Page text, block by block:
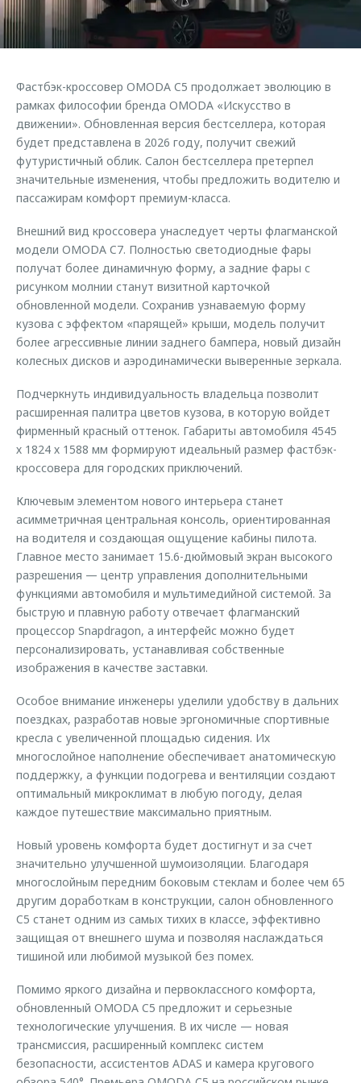
Страхование
Кредитный калькулятор
Одежда и сувениры
Оригинальные аксессуары
Запчасти
Трейд-ин
Клиентская поддержка
O&J Автоклуб
Приложение O&J
Аксессуары
Одежда и сувениры
Оригинальные аксессуары
Обратная связь
Фастбэк-кроссовер OMODA C5 продолжает эволюцию в
рамках философии бренда OMODA «Искусство в
движении». Обновленная версия бестселлера, которая
будет представлена в 2026 году, получит свежий
футуристичный облик. Салон бестселлера претерпел
значительные изменения, чтобы предложить водителю и
пассажирам комфорт премиум-класса.
Внешний вид кроссовера унаследует черты флагманской
модели OMODA C7. Полностью светодиодные фары
получат более динамичную форму, а задние фары с
рисунком молнии станут визитной карточкой
обновленной модели. Сохранив узнаваемую форму
кузова с эффектом «парящей» крыши, модель получит
более агрессивные линии заднего бампера, новый дизайн
колесных дисков и аэродинамически выверенные зеркала.
Подчеркнуть индивидуальность владельца позволит
расширенная палитра цветов кузова, в которую войдет
фирменный красный оттенок. Габариты автомобиля 4545
х 1824 х 1588 мм формируют идеальный размер фастбэк-
кроссовера для городских приключений.
Ключевым элементом нового интерьера станет
асимметричная центральная консоль, ориентированная
на водителя и создающая ощущение кабины пилота.
Главное место занимает 15.6-дюймовый экран высокого
разрешения — центр управления дополнительными
функциями автомобиля и мультимедийной системой. За
быструю и плавную работу отвечает флагманский
процессор Snapdragon, а интерфейс можно будет
персонализировать, устанавливая собственные
изображения в качестве заставки.
Особое внимание инженеры уделили удобству в дальних
поездках, разработав новые эргономичные спортивные
кресла с увеличенной площадью сидения. Их
многослойное наполнение обеспечивает анатомическую
поддержку, а функции подогрева и вентиляции создают
оптимальный микроклимат в любую погоду, делая
каждое путешествие максимально приятным.
Новый уровень комфорта будет достигнут и за счет
значительно улучшенной шумоизоляции. Благодаря
многослойным передним боковым стеклам и более чем 65
другим доработкам в конструкции, салон обновленного
C5 станет одним из самых тихих в классе, эффективно
защищая от внешнего шума и позволяя наслаждаться
тишиной или любимой музыкой без помех.
Помимо яркого дизайна и первоклассного комфорта,
обновленный OMODA C5 предложит и серьезные
технологические улучшения. В их числе — новая
трансмиссия, расширенный комплекс систем
безопасности, ассистентов ADAS и камера кругового